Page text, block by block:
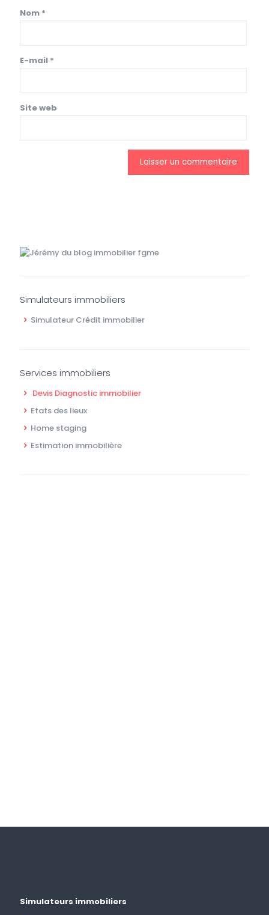
Nom *
E-mail *
Site web
Simulateurs immobiliers
Simulateur Crédit immobilier
Services immobiliers
Devis Diagnostic immobilier
Etats des lieux
Home staging
Estimation immobilière
Simulateurs immobiliers